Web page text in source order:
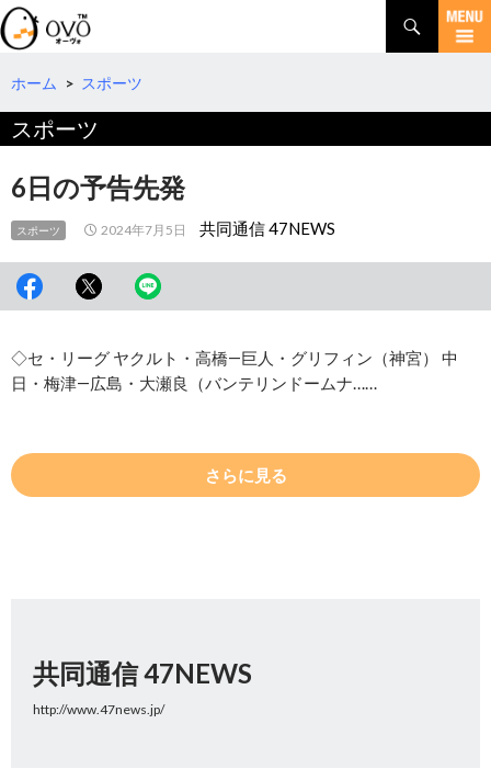
検
索
コ
テ
へ
動
ホーム > スポーツ
スポーツ
6日の予告先発
スポーツ 2024年7月5日 共同通信 47NEWS
◇セ・リーグ ヤクルト・高橋―巨人・グリフィン（神宮） 中
日・梅津―広島・大瀬良（バンテリンドームナ……
さらに見る
共同通信 47NEWS
http://www.47news.jp/